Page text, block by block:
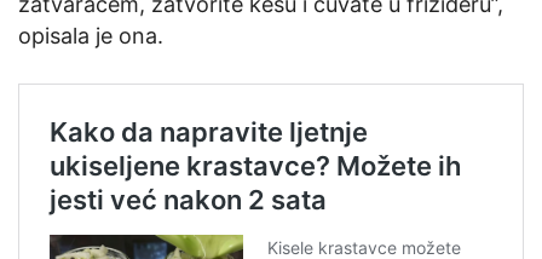
opisala je ona.